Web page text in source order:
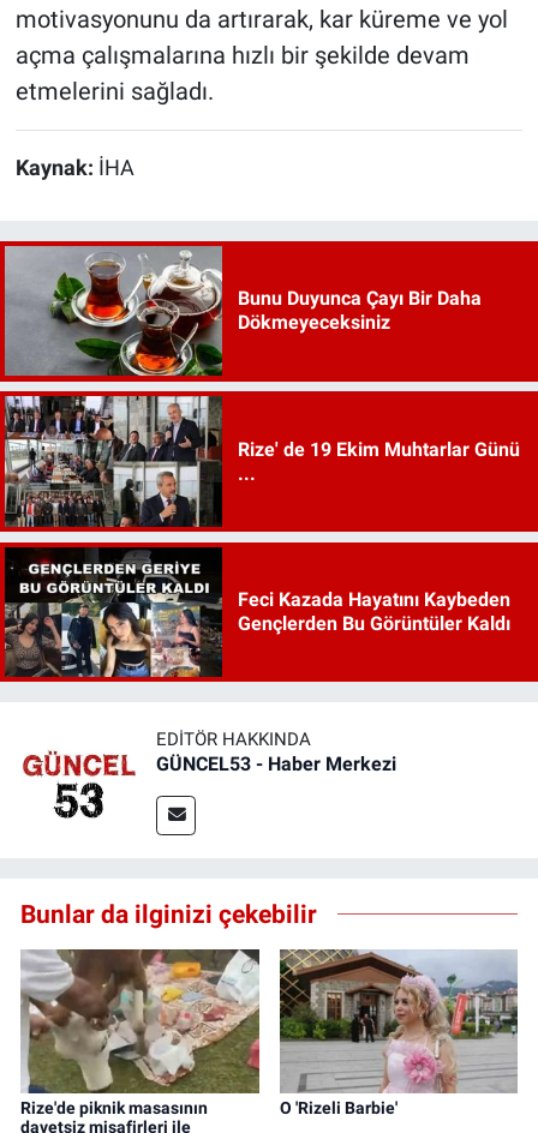
motivasyonunu da artırarak, kar küreme ve yol
açma çalışmalarına hızlı bir şekilde devam
etmelerini sağladı.
Kaynak: İHA
Bunu Duyunca Çayı Bir Daha
Dökmeyeceksiniz
Rize' de 19 Ekim Muhtarlar Günü
...
Feci Kazada Hayatını Kaybeden
Gençlerden Bu Görüntüler Kaldı
EDITÖR HAKKINDA
GÜNCEL53 - Haber Merkezi
Bunlar da ilginizi çekebilir
Rize'de piknik masasının
davetsiz misafirleri ile
O 'Rizeli Barbie'